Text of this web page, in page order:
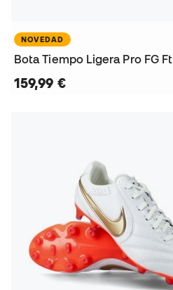
NOVEDAD
Bota Tiempo Ligera Pro FG Ft
159,99 €